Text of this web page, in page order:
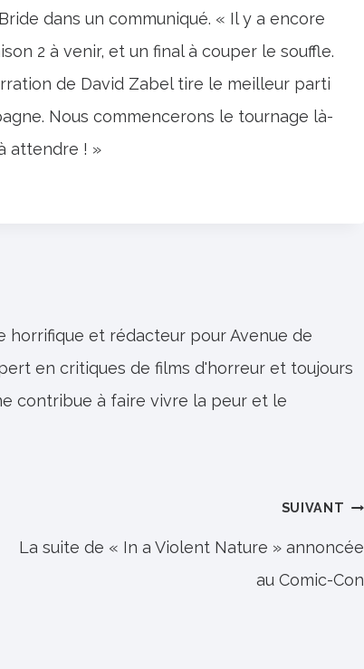
dans un communiqué. « Il y a encore
2 à venir, et un final à couper le souffle.
de David Zabel tire le meilleur parti
Nous commencerons le tournage là-
attendre ! »
horrifique et rédacteur pour Avenue de
en critiques de films d'horreur et toujours
contribue à faire vivre la peur et le
SUIVANT
La suite de « In a Violent Nature » annoncée
au Comic-Con